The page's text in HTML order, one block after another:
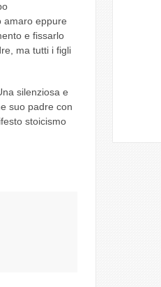
amaro eppure
e fissarlo
ma tutti i figli
silenziosa e
suo padre con
stoicismo